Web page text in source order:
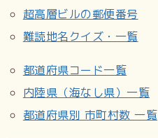
超高層ビルの郵便番号
難読地名クイズ・一覧
都道府県コード一覧
内陸県（海なし県）一覧
都道府県別 市町村数 一覧